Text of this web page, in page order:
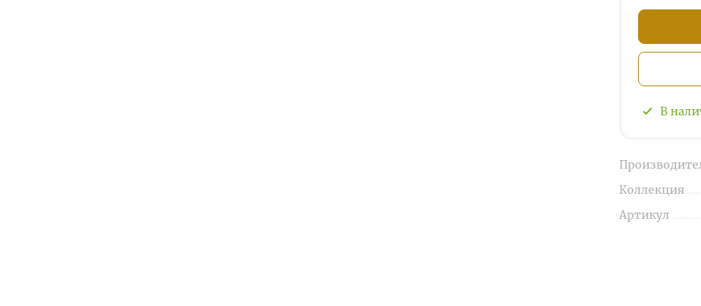
В
Коллекция
Артикул